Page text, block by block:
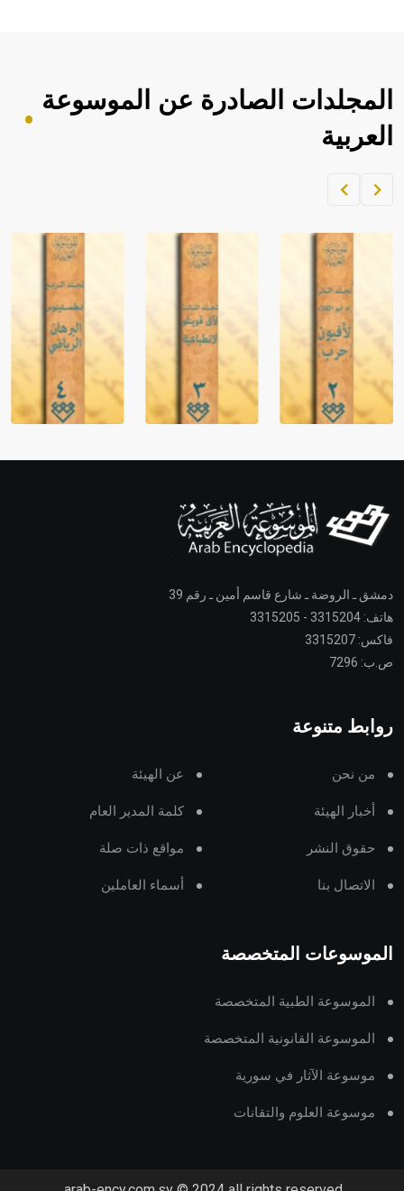
المجلدات الصادرة عن الموسوعة
العربية
دمشق ـ الروضة ـ شارع قاسم أمين ـ رقم 39
هاتف: 3315204 - 3315205
فاكس: 3315207
ص.ب: 7296
روابط متنوعة
من نحن عن الهيئة
أخبار الهيئة كلمة المدير العام
حقوق النشر مواقع ذات صلة
الاتصال بنا أسماء العاملين
الموسوعات المتخصصة
الموسوعة الطبية المتخصصة
الموسوعة القانونية المتخصصة
موسوعة الآثار في سورية
موسوعة العلوم والتقانات